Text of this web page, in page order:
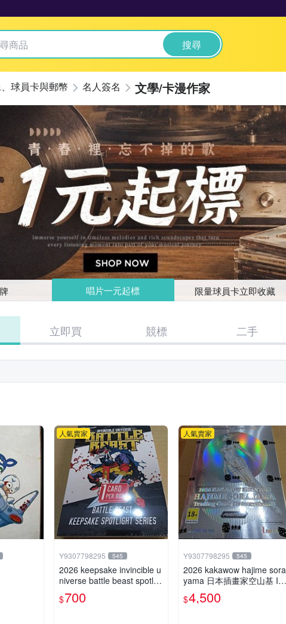
搜尋
球員卡與郵幣 名人簽名 文學/卡漫作家
唱片一元起標 限量球員卡立即收藏
立即買 競標 二手
人氣賣家
Y9307798295 545
2026 keepsake invincible u
niverse battle beast spotlig
ht 戰鬥野獸簽名盒卡
$700
人氣賣家
Y9307798295 545
2026 kakawow hajime sora
yama 日本插畫家空山基 Int
ernational國際版官方收藏
簽名盒卡
$4,500